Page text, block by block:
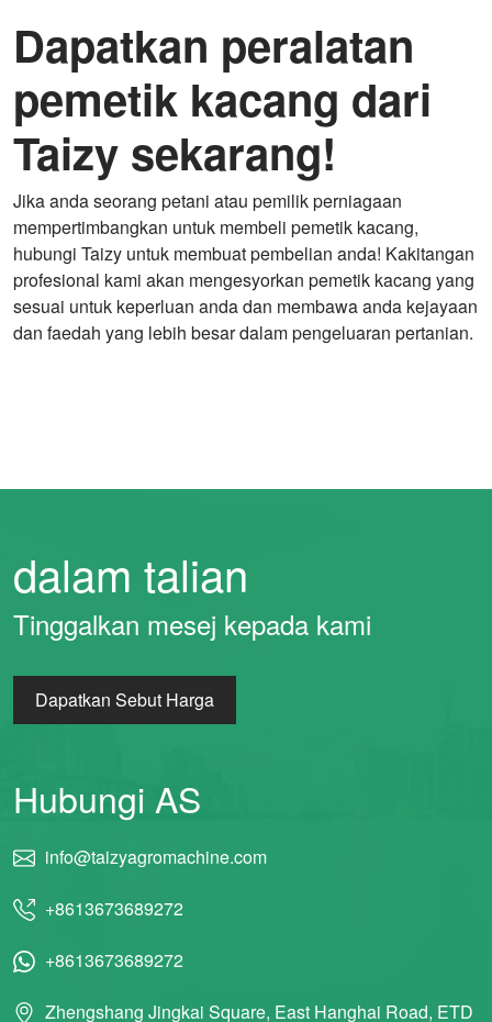
Dapatkan peralatan
pemetik kacang dari
Taizy sekarang!
Jika anda seorang petani atau pemilik perniagaan
mempertimbangkan untuk membeli pemetik kacang,
hubungi Taizy untuk membuat pembelian anda! Kakitangan
profesional kami akan mengesyorkan pemetik kacang yang
sesuai untuk keperluan anda dan membawa anda kejayaan
dan faedah yang lebih besar dalam pengeluaran pertanian.
dalam talian
Tinggalkan mesej kepada kami
Dapatkan Sebut Harga
Hubungi AS
info@taizyagromachine.com
+8613673689272
+8613673689272
Zhengshang Jingkai Square, East Hanghai Road, ETD